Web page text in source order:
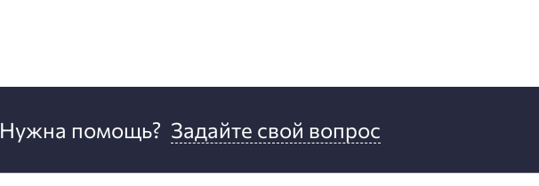
Нужна помощь? Задайте свой вопрос